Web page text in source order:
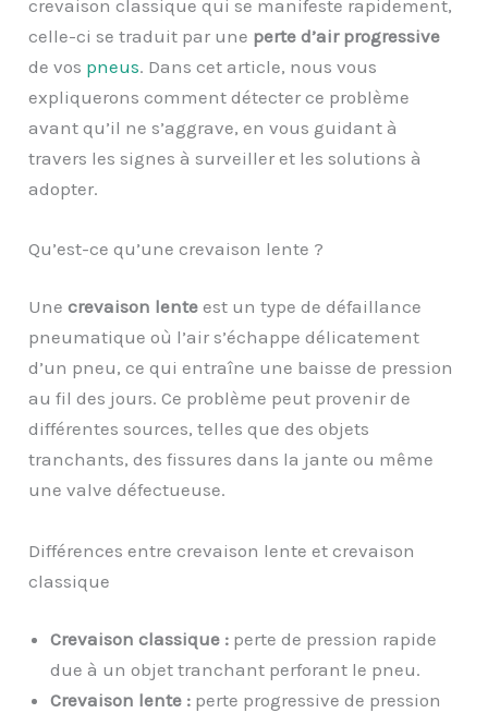
crevaison classique qui se manifeste rapidement,
celle-ci se traduit par une perte d’air progressive
de vos pneus. Dans cet article, nous vous
expliquerons comment détecter ce problème
avant qu’il ne s’aggrave, en vous guidant à
travers les signes à surveiller et les solutions à
adopter.
Qu’est-ce qu’une crevaison lente ?
Unecrevaison lente est un type de défaillance
pneumatique où l’air s’échappe délicatement
d’un pneu, ce qui entraîne une baisse de pression
au fil des jours. Ce problème peut provenir de
différentes sources, telles que des objets
tranchants, des fissures dans la jante ou même
une valve défectueuse.
Différences entre crevaison lente et crevaison
classique
Crevaison classique : perte de pression rapide
due à un objet tranchant perforant le pneu.
Crevaison lente : perte progressive de pression